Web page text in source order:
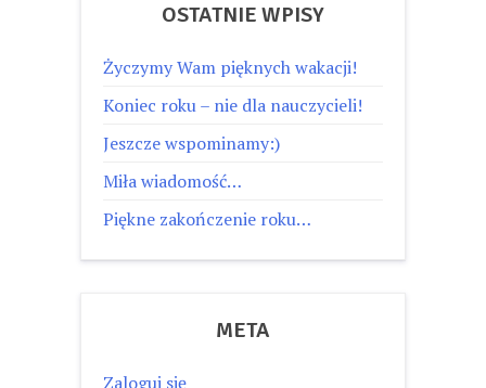
OSTATNIE WPISY
Życzymy Wam pięknych wakacji!
Koniec roku – nie dla nauczycieli!
Jeszcze wspominamy:)
Miła wiadomość…
Piękne zakończenie roku…
META
Zaloguj się